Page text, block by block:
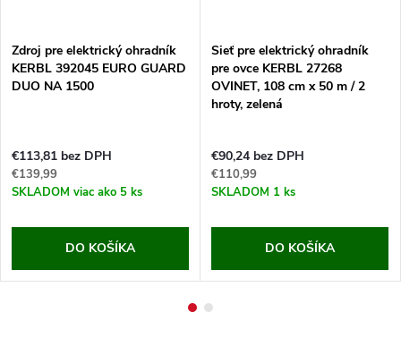
Zdroj pre elektrický ohradník
KERBL 392045 EURO GUARD
DUO NA 1500
€113,81 bez DPH
€139,99
SKLADOM viac ako 5 ks
DO KOŠÍKA
Sieť pre elektrický ohradník
pre ovce KERBL 27268
OVINET, 108 cm x 50 m / 2
hroty, zelená
€90,24 bez DPH
€110,99
SKLADOM 1 ks
DO KOŠÍKA